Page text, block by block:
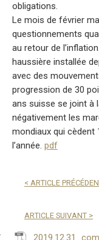
obligations.
Le mois de février
questionnements
au retour de
haussière installée
avec des
progression de 30
ans suisse se joint à
négativement les
mondiaux qui cèdent
l’année. pdf
< ARTICLE
ARTICLE SUIVANT >